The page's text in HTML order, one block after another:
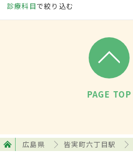
診療科目で絞り込む
PAGE TOP
広島県 皆実町六丁目駅